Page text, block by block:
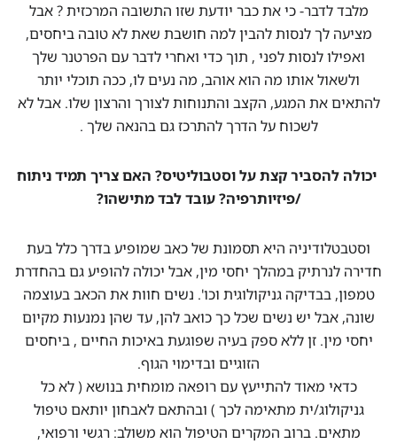
מלבד לדבר- כי את כבר יודעת שזו התשובה המרכזית ? אבל
מציעה לך לנסות להבין למה חושבת שאת לא טובה ביחסים,
ואפילו לנסות לפני , תוך כדי ואחרי לדבר עם הפרטנר שלך
ולשאול אותו מה הוא אוהב, מה נעים לו, ככה תוכלי יותר
להתאים את המגע, הקצב והתנוחות לצורך והרצון שלו. אבל לא
לשכוח על הדרך להתרכז גם בהנאה שלך .
יכולה להסביר קצת על וסטבוליטיס? האם צריך תמיד ניתוח
/פיזיותרפיה? עובד לבד מתישהו?
וסטבטלודיניה היא תסמונת של כאב שמופיע בדרך כלל בעת
חדירה לנרתיק במהלך יחסי מין, אבל יכולה להופיע גם בהחדרת
טמפון, בבדיקה גניקולוגית וכו'. נשים חוות את הכאב בעוצמה
שונה, אבל יש נשים שכל כך כואב להן, עד שהן נמנעות מקיום
יחסי מין. זן ללא ספק בעיה שפוגעת באיכות החיים , ביחסים
הזוגיים ובדימוי הגוף.
כדאי מאוד להתייעץ עם רופאה מומחית בנושא ( לא כל
גניקולוג/ית מתאימה לכך ) ובהתאם לאבחון יותאם טיפול
מתאים. ברוב המקרים הטיפול הוא משולב: רגשי ורפואי,